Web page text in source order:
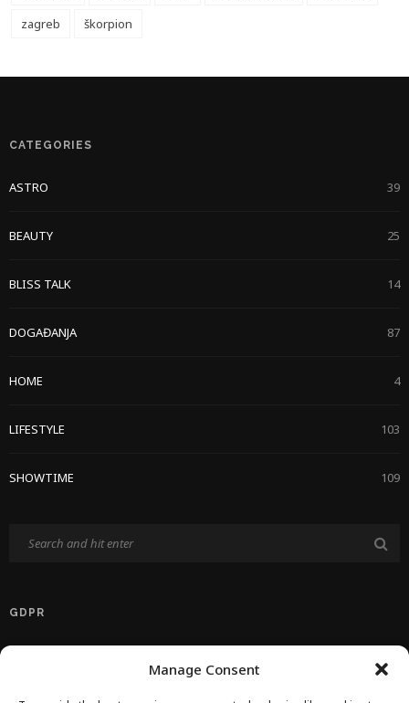
Manage Consent
zagreb
škorpion
CATEGORIES
ASTRO 39
BEAUTY 25
BLISS TALK 14
DOGAĐANJA 87
HOME 4
LIFESTYLE 103
SHOWTIME 109
GDPR